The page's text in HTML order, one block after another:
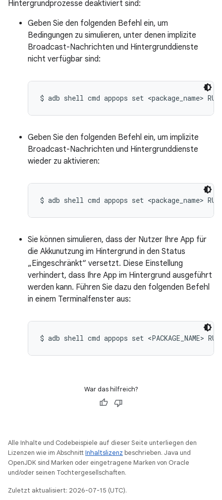
Hintergrundprozesse deaktiviert sind:
Geben Sie den folgenden Befehl ein, um
Bedingungen zu simulieren, unter denen implizite
Broadcast-Nachrichten und Hintergrunddienste
nicht verfügbar sind:
$ adb shell cmd appops set <package_name>
Geben Sie den folgenden Befehl ein, um implizite
Broadcast-Nachrichten und Hintergrunddienste
wieder zu aktivieren:
$ adb shell cmd appops set <package_name>
Sie können simulieren, dass der Nutzer Ihre App für
die Akkunutzung im Hintergrund in den Status
„Eingeschränkt“ versetzt. Diese Einstellung
verhindert, dass Ihre App im Hintergrund ausgeführt
werden kann. Führen Sie dazu den folgenden Befehl
in einem Terminalfenster aus:
$ adb shell cmd appops set <PACKAGE_NAME>
War das hilfreich?
Alle Inhalte und Codebeispiele auf dieser Seite unterliegen den
Lizenzen wie im AbschnittInhaltslizenz beschrieben. Java und
OpenJDK sind Marken oder eingetragene Marken von Oracle
und/oder seinen Tochtergesellschaften.
Zuletzt aktualisiert: 2026-07-15 (UTC).